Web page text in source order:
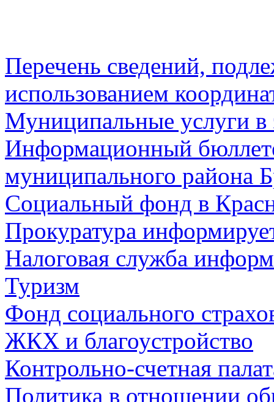
Перечень сведений,
использованием
Муниципальные услуги в
Информационный
муниципального района
Социальный фонд в
Прокуратура
Налоговая служба
Туризм
Фонд социального
ЖКХ и благоустройство
Контрольно-счетная
Политика в отношении